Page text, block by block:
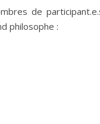
de
philosophe :